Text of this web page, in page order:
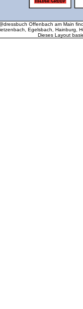
Offenbach am Main
Egelsbach, Hainburg,
Dieses Layout